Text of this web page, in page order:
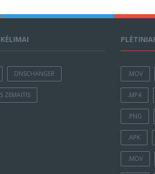
DNSCHANGER
ZEMAITIS
PLĖTINIAI
.MOV
.MP4
.PNG
.APK
.MOV